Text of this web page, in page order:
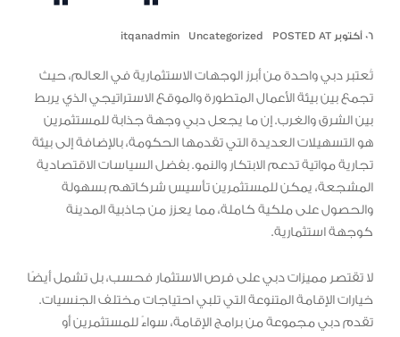
٠٦ أكتوبر POSTED AT Uncategorized
itqanadmin
تُعتبر دبي واحدة من أبرز الوجهات الاستثمارية في العالم، حيث
تجمع بين بيئة الأعمال المتطورة والموقع الاستراتيجي الذي يربط
بين الشرق والغرب. إن ما يجعل دبي وجهة جذابة للمستثمرين
هو التسهيلات العديدة التي تقدمها الحكومة، بالإضافة إلى بيئة
تجارية مواتية تدعم الابتكار والنمو. بفضل السياسات الاقتصادية
المشجعة، يمكن للمستثمرين تأسيس شركاتهم بسهولة
والحصول على ملكية كاملة، مما يعزز من جاذبية المدينة
كوجهة استثمارية.
لا تقتصر مميزات دبي على فرص الاستثمار فحسب، بل تشمل أيضًا
خيارات الإقامة المتنوعة التي تلبي احتياجات مختلف الجنسيات.
تقدم دبي مجموعة من برامج الإقامة، سواءً للمستثمرين أو